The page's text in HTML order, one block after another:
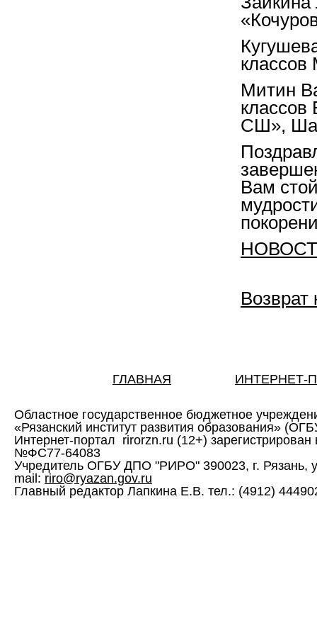
Митин
СШ»,
Вам
Возврат
ГЛАВНАЯ ИНТЕРНЕТ-
Областное государственное бюджетное
«Рязанский институт развития образования»
Интернет-портал rirorzn.ru (12+)
№ФС77-64083
Учредитель ОГБУ ДПО "РИРО" 390023, г. Рязань,
mail: riro@ryazan.gov.ru
Главный редактор Лапкина Е.В. тел.: (4912)